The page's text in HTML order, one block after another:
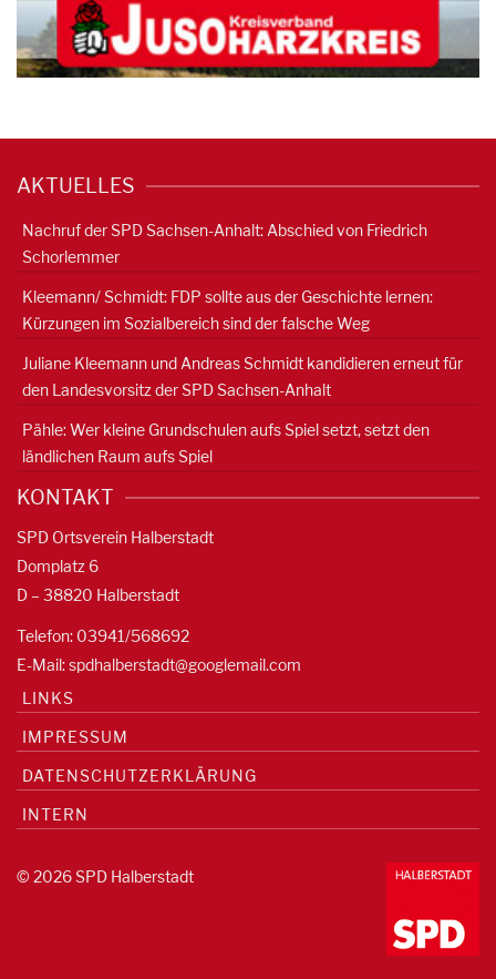
AKTUELLES
Nachruf der SPD Sachsen-Anhalt: Abschied von Friedrich
Schorlemmer
Kleemann/ Schmidt: FDP sollte aus der Geschichte lernen:
Kürzungen im Sozialbereich sind der falsche Weg
Juliane Kleemann und Andreas Schmidt kandidieren erneut für
den Landesvorsitz der SPD Sachsen-Anhalt
Pähle: Wer kleine Grundschulen aufs Spiel setzt, setzt den
ländlichen Raum aufs Spiel
KONTAKT
SPD Ortsverein Halberstadt
Domplatz 6
D – 38820 Halberstadt
Telefon: 03941/568692
E-Mail:spdhalberstadt@googlemail.com
LINKS
IMPRESSUM
DATENSCHUTZERKLÄRUNG
INTERN
© 2026 SPD Halberstadt